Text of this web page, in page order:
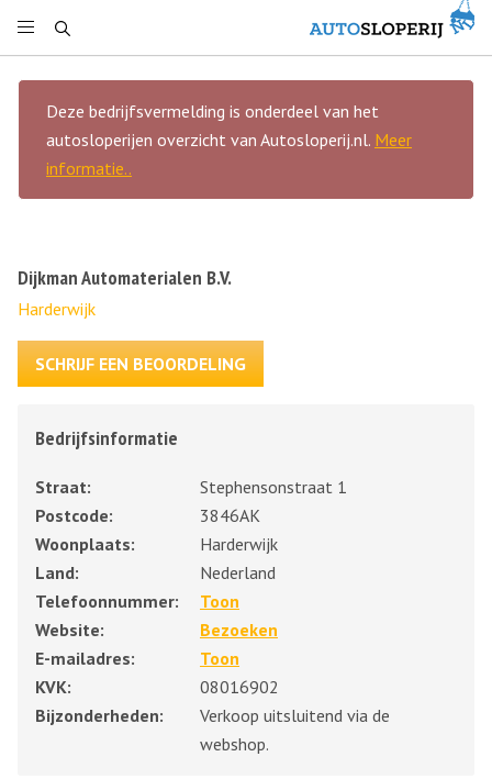
Deze bedrijfsvermelding is onderdeel van het
autosloperijen overzicht van Autosloperij.nl. Meer
informatie..
Dijkman Automaterialen B.V.
Harderwijk
SCHRIJF EEN BEOORDELING
Bedrijfsinformatie
Straat:
Stephensonstraat 1
Postcode:
3846AK
Woonplaats:
Harderwijk
Land:
Nederland
Telefoonnummer:
Toon
Website:
Bezoeken
E-mailadres:
Toon
KVK:
08016902
Bijzonderheden:
Verkoop uitsluitend via de
webshop.